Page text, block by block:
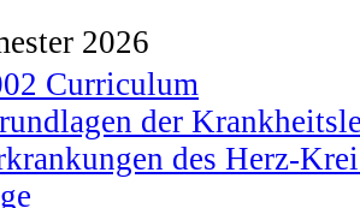
2026
Curriculum
der
des Herz-